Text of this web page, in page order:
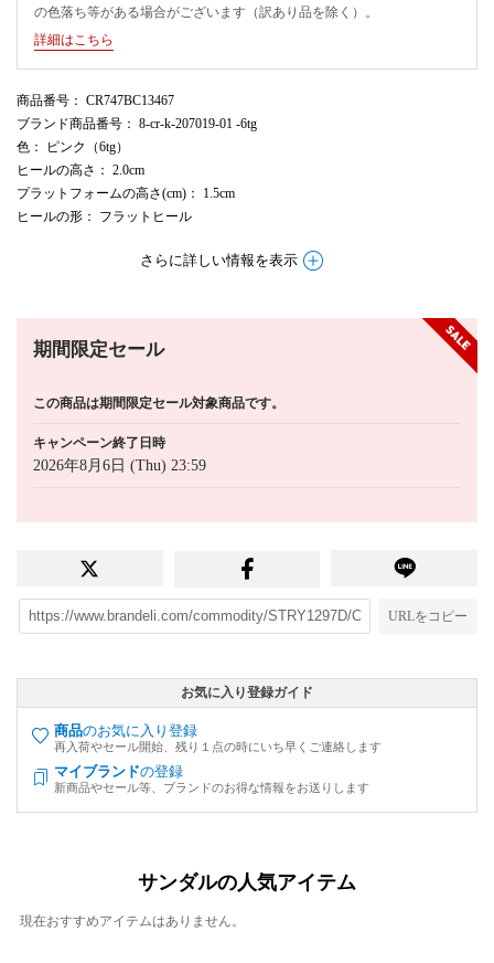
の色落ち等がある場合がございます（訳あり品を除く）。
詳細はこちら
商品番号 ： CR747BC13467
ブランド商品番号 ： 8-cr-k-207019-01 -6tg
色 ： ピンク（6tg）
ヒールの高さ ： 2.0cm
プラットフォームの高さ(cm) ： 1.5cm
ヒールの形 ： フラットヒール
さらに詳しい情報を表示
期間限定セール
この商品は期間限定セール対象商品です。
キャンペーン終了日時
2026年8月6日 (Thu) 23:59
URLをコピー
お気に入り登録ガイド
商品のお気に入り登録
再入荷やセール開始、残り１点の時にいち早くご連絡します
マイブランドの登録
新商品やセール等、ブランドのお得な情報をお送りします
サンダルの人気アイテム
現在おすすめアイテムはありません。